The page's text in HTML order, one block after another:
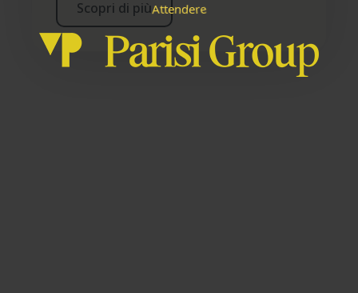
Attendere
Scopri di più